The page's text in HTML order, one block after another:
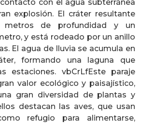
con el agua subterránea
explosión. El cráter resultante
metros de profundidad y un
y está rodeado por un anillo
El agua de lluvia se acumula en
formando una laguna que
estaciones. vbCrLfEste paraje
valor ecológico y paisajístico,
gran diversidad de plantas y
destacan las aves, que usan
refugio para alimentarse,